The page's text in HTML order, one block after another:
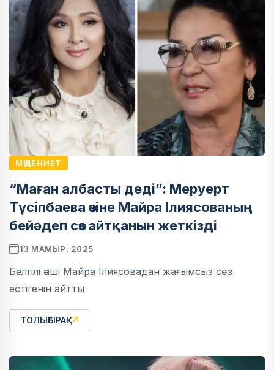
МӘДЕНИЕТ
“Маған албасты деді”: Меруерт
Түсіпбаева өзіне Майра Ілиясованың
бейәдеп сөз айтқанын жеткізді
13 МАМЫР, 2025
Белгілі әнші Майра Ілиясовадан жағымсыз сөз
естігенін айтты
ТОЛЫҒЫРАҚ